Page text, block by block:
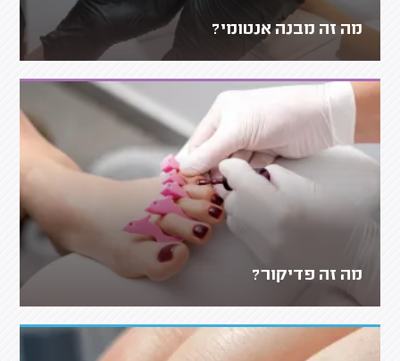
מה זה מבנה אנטומי?
מה זה פדיקור?